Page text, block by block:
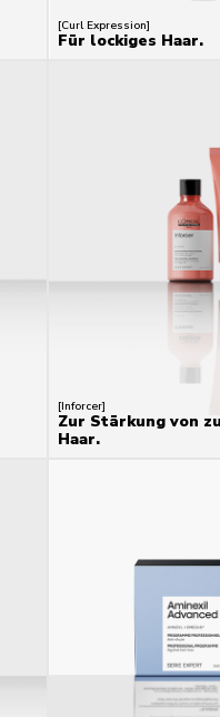
[Curl Expression]
Für lockiges Haar.
[Inforcer]
Zur Stärkung von
Haar.